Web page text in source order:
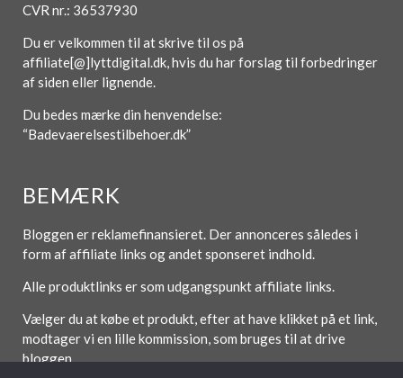
CVR nr.: 36537930
Du er velkommen til at skrive til os på
affiliate[@]lyttdigital.dk, hvis du har forslag til forbedringer
af siden eller lignende.
Du bedes mærke din henvendelse:
“Badevaerelsestilbehoer.dk”
BEMÆRK
Bloggen er reklamefinansieret. Der annonceres således i
form af affiliate links og andet sponseret indhold.
Alle produktlinks er som udgangspunkt affiliate links.
Vælger du at købe et produkt, efter at have klikket på et link,
modtager vi en lille kommission, som bruges til at drive
bloggen.